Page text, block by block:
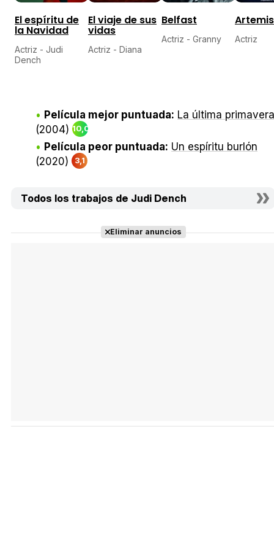
El espíritu de
la Navidad
Actriz - Judi
Dench
El viaje de sus
vidas
Actriz - Diana
Belfast
Actriz - Granny Actriz
Película mejor puntuada: La última primavera
(2004) 10,0
Película peor puntuada: Un espíritu burlón
(2020)
3,1
Todos los trabajos de Judi Dench
Eliminar anuncios